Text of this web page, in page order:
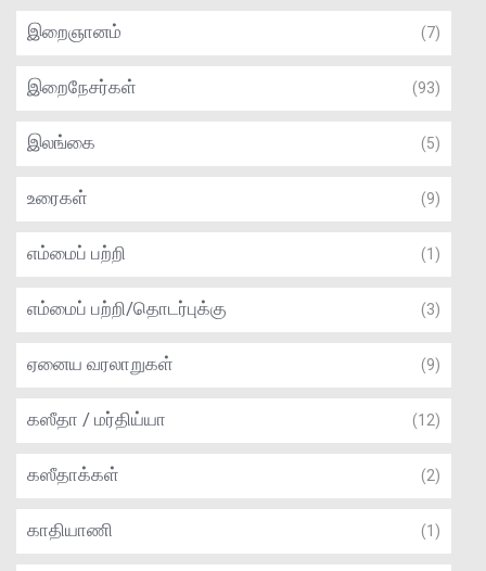
இறைஞானம் (7)
இறைநேசர்கள் (93)
இலங்கை (5)
உரைகள் (9)
எம்மைப் பற்றி (1)
எம்மைப் பற்றி/தொடர்புக்கு (3)
ஏனைய வரலாறுகள் (9)
கஸீதா / மர்திய்யா (12)
கஸீதாக்கள் (2)
காதியாணி (1)